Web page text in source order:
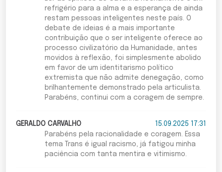
refrigério para a alma e a esperança de ainda
restam pessoas inteligentes neste país. O
debate de ideias é a mais importante
contribuição que o ser inteligente oferece ao
processo civilizatório da Humanidade, antes
movidos à reflexão, foi simplesmente abolido
em favor de um identitarismo político
extremista que não admite denegação, como
brilhantemente demonstrado pela articulista.
Parabéns, continui com a coragem de sempre.
GERALDO CARVALHO
15.09.2025 17:31
Parabéns pela racionalidade e coragem. Essa
tema Trans é igual racismo, já fatigou minha
paciência com tanta mentira e vitimismo.